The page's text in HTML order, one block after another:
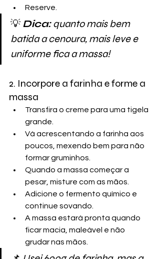
Reserve.
💡 Dica: quanto mais bem
batida a cenoura, mais leve e
uniforme fica a massa!
2. Incorpore a farinha e forme a
massa
Transfira o creme para uma tigela
grande.
Vá acrescentando a farinha aos
poucos, mexendo bem para não
formar gruminhos.
Quando a massa começar a
pesar, misture com as mãos.
Adicione o fermento químico e
continue sovando.
A massa estará pronta quando
ficar macia, maleável e não
grudar nas mãos.